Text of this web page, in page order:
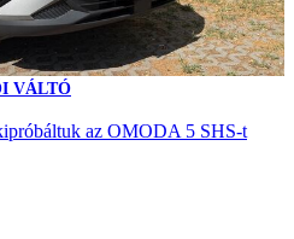
VÁLTÓ
az OMODA 5 SHS-t